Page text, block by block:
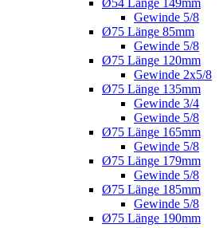
Ø54 Länge 149mm
Gewinde 5/8
Ø75 Länge 85mm
Gewinde 5/8
Ø75 Länge 120mm
Gewinde 2x5/8
Ø75 Länge 135mm
Gewinde 3/4
Gewinde 5/8
Ø75 Länge 165mm
Gewinde 5/8
Ø75 Länge 179mm
Gewinde 5/8
Ø75 Länge 185mm
Gewinde 5/8
Ø75 Länge 190mm